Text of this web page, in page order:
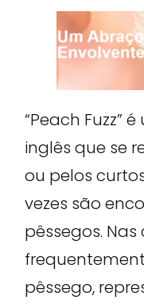
“Peach Fuzz”
inglês que se
ou pelos
vezes são
pêssegos. Nas
pêssego,